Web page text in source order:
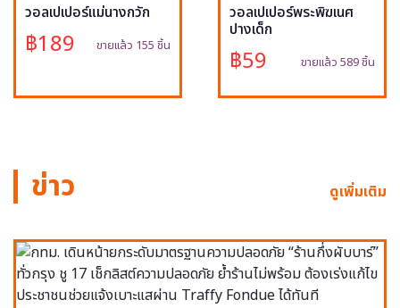
วอลเปเปอร์แม่นางกวัก
฿189 ขายแล้ว 155 ชิ้น
วอลเปเปอร์พระพิฆเนศ
ปางเด็ก
฿59 ขายแล้ว 589 ชิ้น
ข่าว ดูเพิ่มเติม